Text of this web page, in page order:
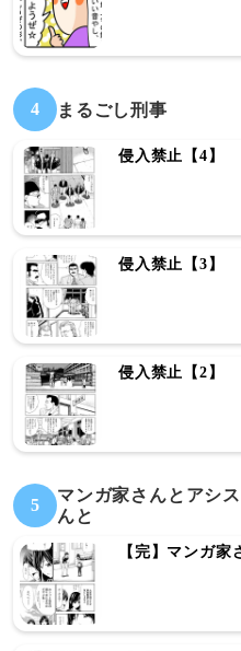
4 まるごし刑事
侵入禁止【4】
侵入禁止【3】
侵入禁止【2】
5
マンガ家さんとアシ
んと
【完】マンガ家